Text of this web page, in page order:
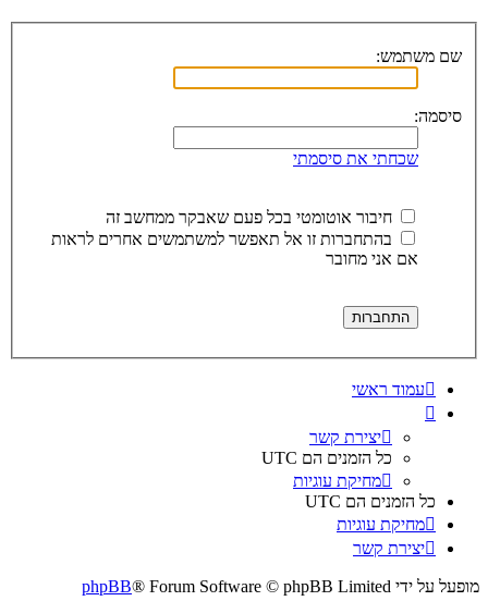
שם משתמש:
סיסמה:
שכחתי את סיסמתי
חיבור אוטומטי בכל פעם שאבקר ממחשב זה
בהתחברות זו אל תאפשר למשתמשים אחרים לראות
אם אני מחובר
עמוד ראשי
יצירת קשר
כל הזמנים הם UTC
מחיקת עוגיות
כל הזמנים הם UTC
מחיקת עוגיות
יצירת קשר
מופעל על ידי phpBB® Forum Software © phpBB Limited